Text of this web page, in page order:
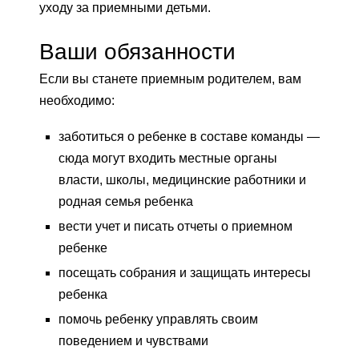
уходу за приемными детьми.
Ваши обязанности
Если вы станете приемным родителем, вам
необходимо:
заботиться о ребенке в составе команды —
сюда могут входить местные органы
власти, школы, медицинские работники и
родная семья ребенка
вести учет и писать отчеты о приемном
ребенке
посещать собрания и защищать интересы
ребенка
помочь ребенку управлять своим
поведением и чувствами